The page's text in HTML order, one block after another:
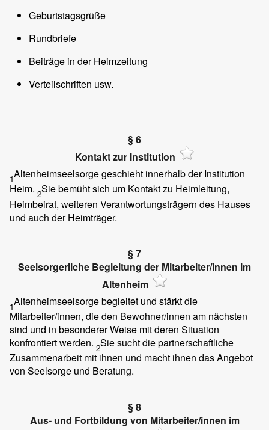
Geburtstagsgrüße
Rundbriefe
Beiträge in der Heimzeitung
Verteilschriften usw.
§ 6
Kontakt zur Institution
1Altenheimseelsorge geschieht innerhalb der Institution
Heim. 2Sie bemüht sich um Kontakt zu Heimleitung,
Heimbeirat, weiteren Verantwortungsträgern des Hauses
und auch der Heimträger.
§ 7
Seelsorgerliche Begleitung der Mitarbeiter/innen im
Altenheim
1Altenheimseelsorge begleitet und stärkt die
Mitarbeiter/innen, die den Bewohner/innen am nächsten
sind und in besonderer Weise mit deren Situation
konfrontiert werden. 2Sie sucht die partnerschaftliche
Zusammenarbeit mit ihnen und macht ihnen das Angebot
von Seelsorge und Beratung.
§ 8
Aus- und Fortbildung von Mitarbeiter/innen im